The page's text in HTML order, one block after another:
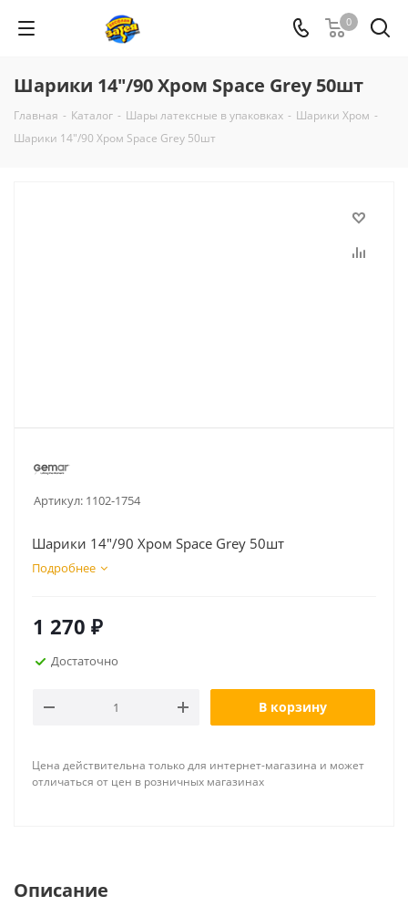
0
Шарики 14"/90 Хром Space Grey 50шт
Главная - Каталог - Шары латексные в упаковках - Шарики Хром -
Шарики 14"/90 Хром Space Grey 50шт
Артикул: 1102-1754
Шарики 14"/90 Хром Space Grey 50шт
Подробнее
1 270 ₽
Достаточно
В корзину
Цена действительна только для интернет-магазина и может
отличаться от цен в розничных магазинах
Описание